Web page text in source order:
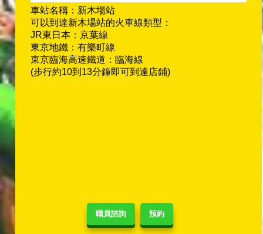
職員諮詢 預約
車站名稱：新木場站
可以到達新木場站的火車線類型：
JR東日本：京葉線
東京地鐵：有樂町線
東京臨海高速鐵道：臨海線
(步行約10到13分鐘即可到達店鋪)